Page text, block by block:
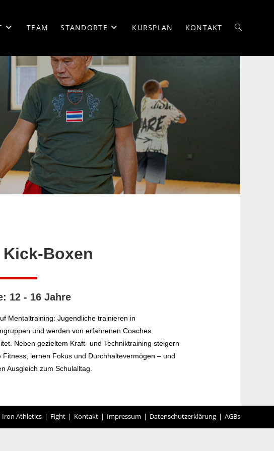
TEAM STANDORTE KURSPLAN KONTAKT
Boxen
12 - 16 Jahre
Mentaltraining: Jugendliche trainieren in
und werden von erfahrenen Coaches
Neben gezieltem Kraft- und Techniktraining steigern
Fitness, lernen Fokus und Durchhaltevermögen – und
Ausgleich zum Schulalltag.
Iron Athletics Fight Kontakt Impressum Datenschutzerklärung AGBs